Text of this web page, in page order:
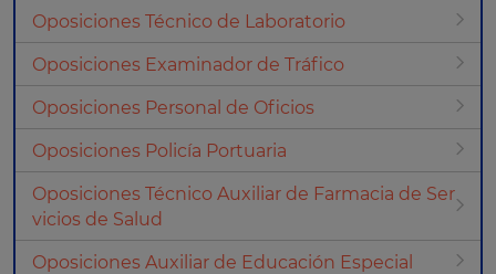
Oposiciones Técnico de Laboratorio
Oposiciones Examinador de Tráfico
Oposiciones Personal de Oficios
Oposiciones Policía Portuaria
Oposiciones Técnico Auxiliar de Farmacia de Ser
vicios de Salud
Oposiciones Auxiliar de Educación Especial